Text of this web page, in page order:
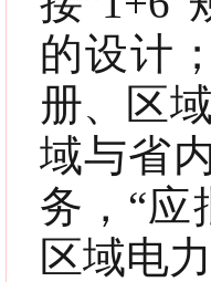
的设计
册、区
域与省
务，“应
区域电